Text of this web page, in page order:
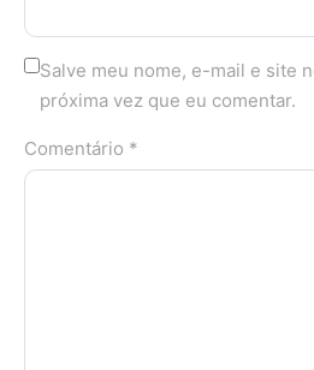
Salve meu nome, e-mail e site
próxima vez que eu comentar.
Comentário *